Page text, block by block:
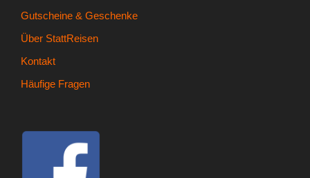
Gutscheine & Geschenke
Über StattReisen
Kontakt
Häufige Fragen